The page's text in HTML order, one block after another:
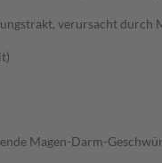
verursacht
Magen-Darm-